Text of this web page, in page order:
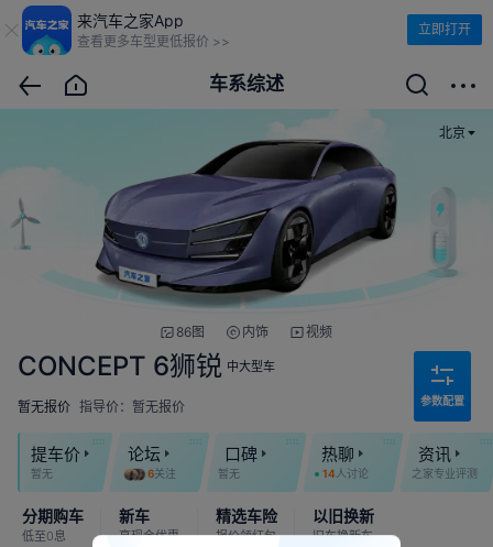
来汽车之家App
查看更多车型更低报价 >>
立即打开
车系综述
北京
86图 内饰 视频
CONCEPT 6狮锐 中大型车
暂无报价 指导价：暂无报价 参数配置
提车价
暂无
论坛
6关注
口碑
暂无
热聊
14 人讨论
资讯
之家专业评测
分期购车
低至0息
新车
享现金优惠
精选车险
报价领红包
以旧换新
旧车换新车